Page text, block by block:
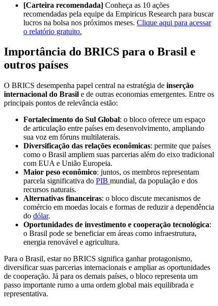
[Carteira recomendada] Conheça as 10 ações
recomendadas pela equipe da Empiricus Research para buscar
lucros na bolsa nos próximos meses. Clique aqui para acessar
o relatório gratuito.
Importância do BRICS para o Brasil e
outros países
O BRICS desempenha papel central na estratégia de inserção
internacional do Brasil e de outras economias emergentes. Entre os
principais pontos de relevância estão:
Fortalecimento do Sul Global: o bloco oferece um espaço
de articulação entre países em desenvolvimento, ampliando
sua voz em fóruns multilaterais.
Diversificação das relações econômicas: permite que países
como o Brasil ampliem suas parcerias além do eixo tradicional
com EUA e União Europeia.
Maior peso econômico: juntos, os membros representam
parcela significativa do PIB mundial, da população e dos
recursos naturais.
Alternativas financeiras: o bloco discute mecanismos de
comércio em moedas locais e formas de reduzir a dependência
do dólar.
Oportunidades de investimento e cooperação tecnológica:
o Brasil pode se beneficiar em áreas como infraestrutura,
energia renovável e agricultura.
Para o Brasil, estar no BRICS significa ganhar protagonismo,
diversificar suas parcerias internacionais e ampliar as oportunidades
de cooperação. Já para os demais países, o bloco representa um
passo importante rumo a uma ordem global mais equilibrada e
representativa.